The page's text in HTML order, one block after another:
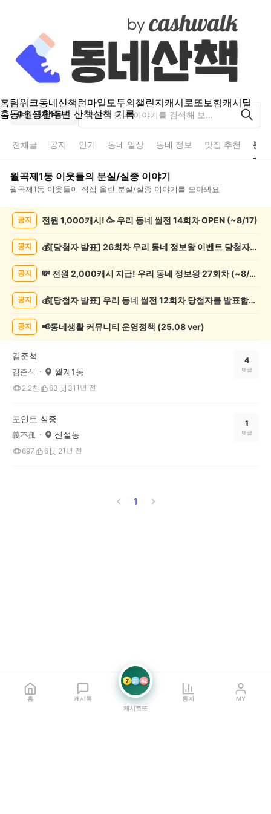
홈팀워크동네산책런마일모두의챌린지캐시로또보험캐시딜
홈동네 생활주변 산책산책 기록
월곡제1동
전체글 공지 인기 동네 일상 동네 정보 맛집 추천 분
월곡제1동 이웃들의 분실/실종 이야기
월곡제1동 이웃들이 직접 올린 분실/실종 이야기를 모아봐요
실/
글
공지 전원 1,000캐시! 🥳 우리 동네 썰전 14회차 OPEN (~8/17)
공지 💰[당첨자 발표] 26회차 우리 동네 정보왕 이벤트 당첨자를 발표합니다!
공지 💸 전원 2,000캐시 지급! 우리 동네 정보왕 27회차 (~8/10)
공지 💰[당첨자 발표] 우리 동네 썰전 12회차 당첨자를 발표합니다!
공지 📢동네생활 커뮤니티 운영정책 (25.08 ver)
김준석
김준석 월계1동
2.2천 63 31 1년 전
4
댓글
포인트 실종
義不孤 신설동
697 6 21년 전
1
댓글
1
홈 캐시톡
7 21 42
캐시로또
통계 MY